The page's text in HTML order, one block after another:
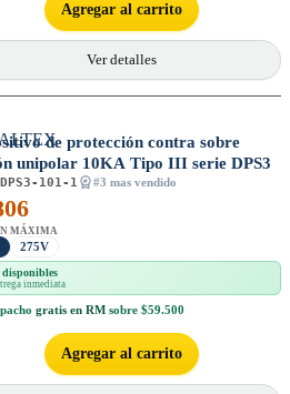
Agregar al carrito
Ver detalles
de protección contra sobre
unipolar 10KA Tipo III serie DPS3
DPS3-101-1 #3 mas vendido
MÁXIMA
275V
disponibles
inmediata
gratis en RM sobre $59.500
Agregar al carrito